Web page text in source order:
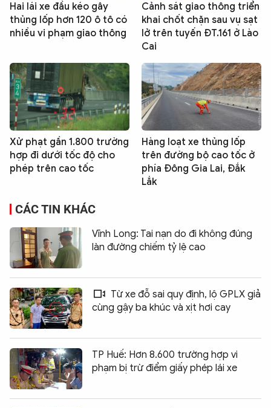
Hai lái xe đầu kéo gây
thủng lốp hơn 120 ô tô có
nhiều vi phạm giao thông
Cảnh sát giao thông triển
khai chốt chặn sau vụ sạt
lở trên tuyến ĐT.161 ở Lào
Cai
Xử phạt gần 1.800 trường
hợp đi dưới tốc độ cho
phép trên cao tốc
Hàng loạt xe thủng lốp
trên đường bộ cao tốc ở
phía Đông Gia Lai, Đắk
Lắk
CÁC TIN KHÁC
Vĩnh Long: Tai nạn do đi không đúng
làn đường chiếm tỷ lệ cao
Từ xe đỗ sai quy định, lộ GPLX giả
cùng gậy ba khúc và xịt hơi cay
TP Huế: Hơn 8.600 trường hợp vi
phạm bị trừ điểm giấy phép lái xe